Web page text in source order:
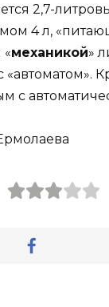
2,7-
4 л,
«механикой»
с